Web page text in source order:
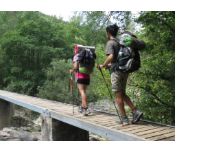
LA
GR11
CON
TIENDA
DE
CAMPAÑA?